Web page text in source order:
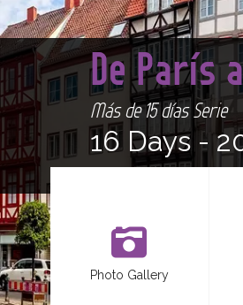
De París
Más de 15 días Serie
16 Days -
Photo Gallery